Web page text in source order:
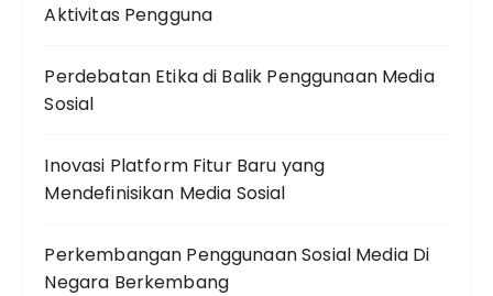
Aktivitas Pengguna
Perdebatan Etika di Balik Penggunaan Media
Sosial
Inovasi Platform Fitur Baru yang
Mendefinisikan Media Sosial
Perkembangan Penggunaan Sosial Media Di
Negara Berkembang